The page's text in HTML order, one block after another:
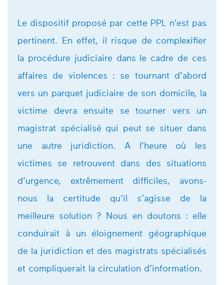
Le dispositif proposé par cette PPL n'est pas
pertinent. En effet, il risque de complexifier
la procédure judiciaire dans le cadre de ces
affaires de violences : se tournant d’abord
vers un parquet judiciaire de son domicile, la
victime devra ensuite se tourner vers un
magistrat spécialisé qui peut se situer dans
une autre juridiction. A l’heure où les
victimes se retrouvent dans des situations
d’urgence, extrêmement difficiles, avons-
nous la certitude qu’il s’agisse de la
meilleure solution ? Nous en doutons : elle
conduirait à un éloignement géographique
de la juridiction et des magistrats spécialisés
et compliquerait la circulation d’information.